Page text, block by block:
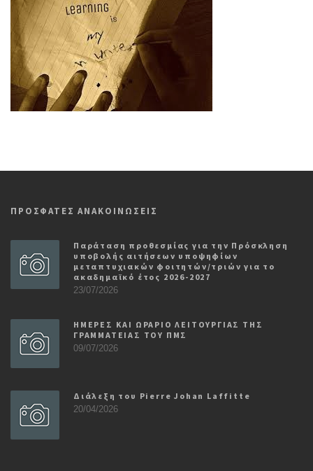
ΠΡΟΣΦΑΤΕΣ ΑΝΑΚΟΙΝΩΣΕΙΣ
Παράταση προθεσμίας για την Πρόσκληση
υποβολής αιτήσεων υποψηφίων
μεταπτυχιακών φοιτητών/τριών για το
ακαδημαϊκό έτος 2026-2027
23/07/2026
ΗΜΕΡΕΣ ΚΑΙ ΩΡΑΡΙΟ ΛΕΙΤΟΥΡΓΙΑΣ ΤΗΣ
ΓΡΑΜΜΑΤΕΙΑΣ ΤΟΥ ΠΜΣ
09/07/2026
Διάλεξη του Pierre Johan Laffitte
20/04/2026